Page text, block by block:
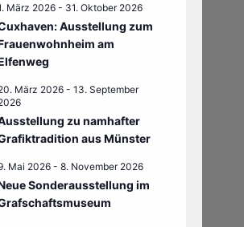
März 2026 - 31. Oktober 2026
Ausstellung zum
am
März 2026- 13. September
zu namhafter
aus Münster
Mai 2026- 8. November 2026
Sonderausstellung im